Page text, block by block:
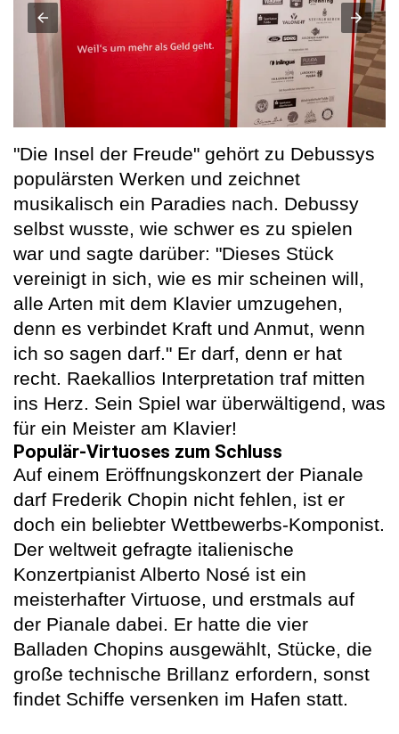
"Die Insel der Freude" gehört zu Debussys
populärsten Werken und zeichnet
musikalisch ein Paradies nach. Debussy
selbst wusste, wie schwer es zu spielen
war und sagte darüber: "Dieses Stück
vereinigt in sich, wie es mir scheinen will,
alle Arten mit dem Klavier umzugehen,
denn es verbindet Kraft und Anmut, wenn
ich so sagen darf." Er darf, denn er hat
recht. Raekallios Interpretation traf mitten
ins Herz. Sein Spiel war überwältigend, was
für ein Meister am Klavier!
Populär-Virtuoses zum Schluss
Auf einem Eröffnungskonzert der Pianale
darf Frederik Chopin nicht fehlen, ist er
doch ein beliebter Wettbewerbs-Komponist.
Der weltweit gefragte italienische
Konzertpianist Alberto Nosé ist ein
meisterhafter Virtuose, und erstmals auf
der Pianale dabei. Er hatte die vier
Balladen Chopins ausgewählt, Stücke, die
große technische Brillanz erfordern, sonst
findet Schiffe versenken im Hafen statt.